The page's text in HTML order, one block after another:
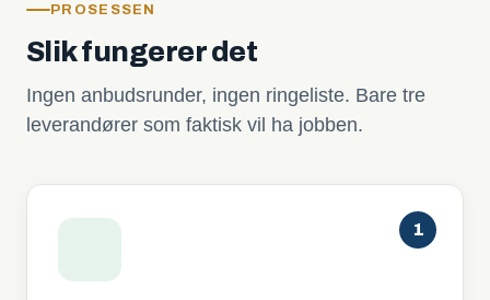
PROSESSEN
Slik fungerer det
Ingen anbudsrunder, ingen ringeliste. Bare tre
leverandører som faktisk vil ha jobben.
1